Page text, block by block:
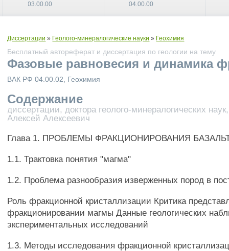
Диссертации » Геолого-минералогические науки » Геохимия
Бесплатный автореферат и диссертация по геологии на тему
Фазовые равновесия и динамика
ВАК РФ 04.00.02, Геохимия
Содержание
диссертации, доктора геолого-минералогических
Алексей Алексеевич
Глава 1. ПРОБЛЕМЫ ФРАКЦИОНИРОВАНИЯ
1.1. Трактовка понятия "магма"
1.2. Проблема разнообразия изверженных пород в
Роль фракционной кристаллизации Критика
фракционировании магмы Данные геологических
экспериментальных исследований
1.3. Методы исследования фракционной
03.00.00 04.00.00